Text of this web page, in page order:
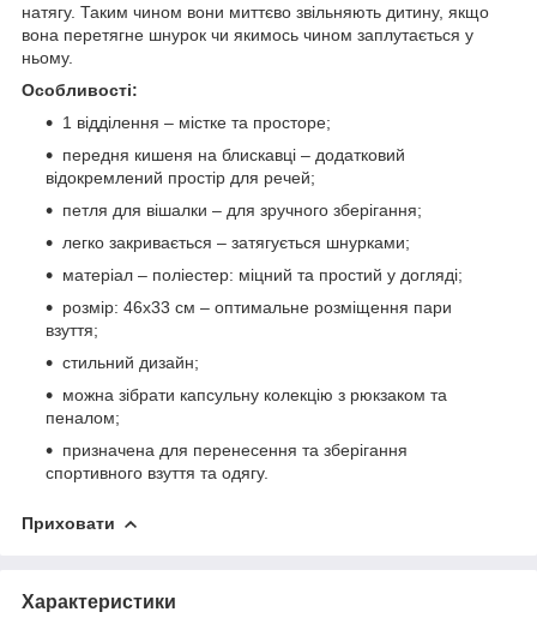
натягу. Таким чином вони миттєво звільняють дитину, якщо
вона перетягне шнурок чи якимось чином заплутається у
ньому.
Особливості:
1 відділення – містке та просторе;
передня кишеня на блискавці – додатковий
відокремлений простір для речей;
петля для вішалки – для зручного зберігання;
легко закривається – затягується шнурками;
матеріал – поліестер: міцний та простий у догляді;
розмір: 46x33 см – оптимальне розміщення пари
взуття;
стильний дизайн;
можна зібрати капсульну колекцію з рюкзаком та
пеналом;
призначена для перенесення та зберігання
спортивного взуття та одягу.
Приховати
Характеристики